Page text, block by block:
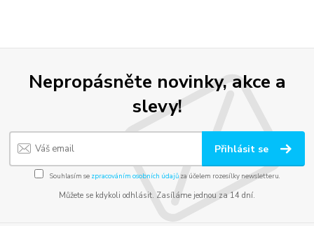
Nepropásněte novinky, akce a
slevy!
Přihlásit se
Souhlasím se zpracováním osobních údajůza účelem rozesílky newsletteru.
Můžete se kdykoli odhlásit. Zasíláme jednou za 14 dní.